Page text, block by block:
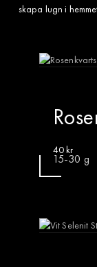
skapa lugn i
40kr
15-30 g